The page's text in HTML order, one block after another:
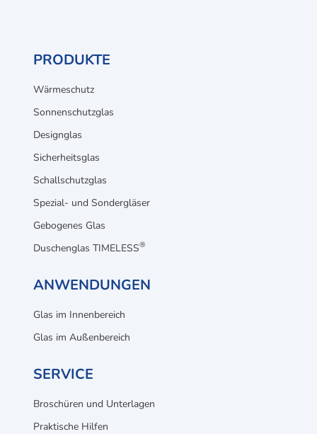
PRODUKTE
Wärmeschutz
Sonnenschutzglas
Designglas
Sicherheitsglas
Schallschutzglas
Spezial- und Sondergläser
Gebogenes Glas
Duschenglas TIMELESS®
ANWENDUNGEN
Glas im Innenbereich
Glas im Außenbereich
SERVICE
Broschüren und Unterlagen
Praktische Hilfen